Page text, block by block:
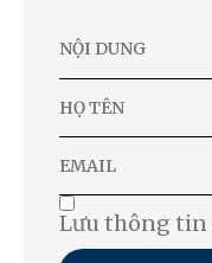
Lưu thông tin